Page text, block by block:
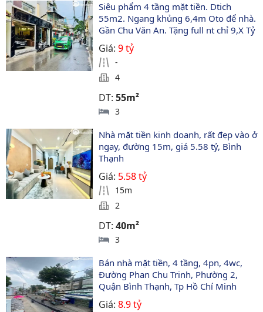
Siêu phẩm 4 tầng mặt tiền. Dtich
55m2. Ngang khủng 6,4m Oto để nhà.
Gần Chu Văn An. Tặng full nt chỉ 9,X Tỷ
Giá:9 tỷ
-
4
DT:55m²
3
Nhà mặt tiền kinh doanh, rất đẹp vào ở
ngay, đường 15m, giá 5.58 tỷ, Bình
Thạnh
Giá: 5.58 tỷ
15m
2
DT:40m²
3
Bán nhà mặt tiền, 4 tầng, 4pn, 4wc,
Đường Phan Chu Trinh, Phường 2,
Quận Bình Thạnh, Tp Hồ Chí Minh
Giá:8.9 tỷ